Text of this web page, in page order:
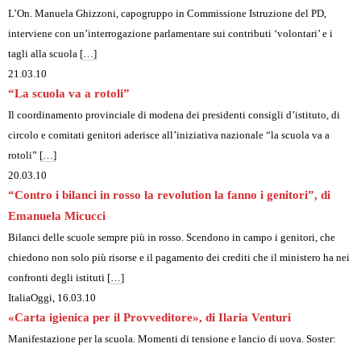
L’On. Manuela Ghizzoni, capogruppo in Commissione Istruzione del PD,
interviene con un’interrogazione parlamentare sui contributi ‘volontari’ e i
tagli alla scuola […]
21.03.10
“La scuola va a rotoli”
Il coordinamento provinciale di modena dei presidenti consigli d’istituto, di
circolo e comitati genitori aderisce all’iniziativa nazionale “la scuola va a
rotoli” […]
20.03.10
“Contro i bilanci in rosso la revolution la fanno i genitori”, di
Emanuela Micucci
Bilanci delle scuole sempre più in rosso. Scendono in campo i genitori, che
chiedono non solo più risorse e il pagamento dei crediti che il ministero ha nei
confronti degli istituti […]
ItaliaOggi, 16.03.10
«Carta igienica per il Provveditore», di Ilaria Venturi
Manifestazione per la scuola. Momenti di tensione e lancio di uova. Soster: